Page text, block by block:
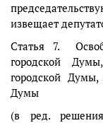
извещает
Статья 7.
городской
городской Думы,
Думы
(в ред.